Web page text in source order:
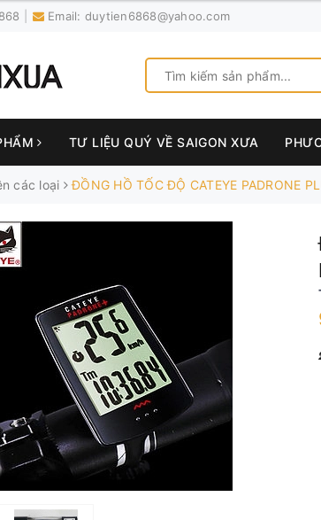
Email: duytien6868@yahoo.com
TƯ LIỆU QUÝ VỀ SAIGON XƯA
các loại ĐỒNG HỒ TỐC ĐỘ CATEYE PADRONE